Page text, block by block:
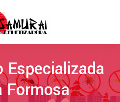
Especializada
Formosa